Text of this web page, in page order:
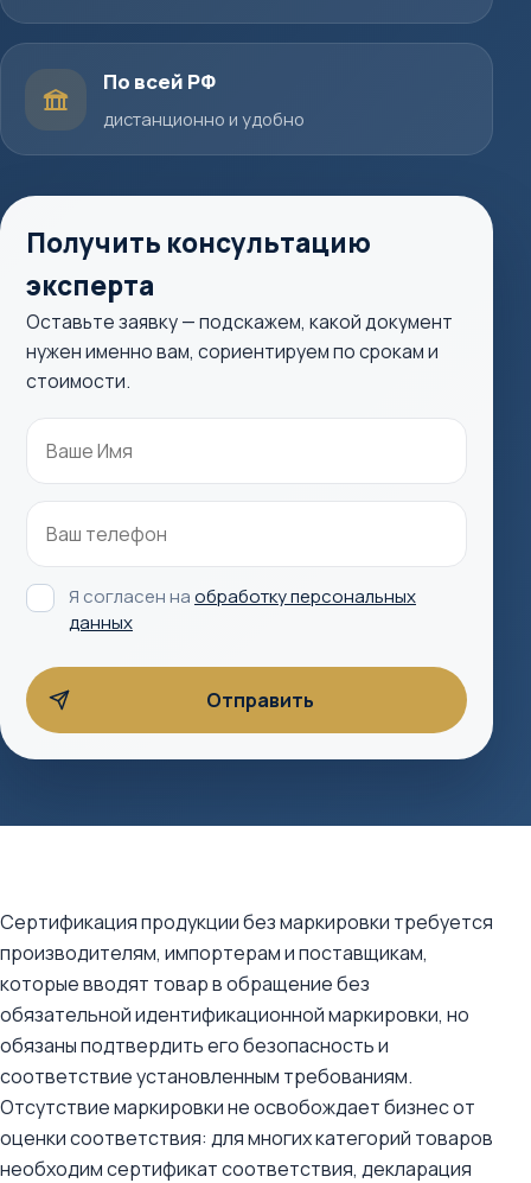
По всей РФ
дистанционно и удобно
Получить консультацию
эксперта
Оставьте заявку — подскажем, какой документ
нужен именно вам, сориентируем по срокам и
стоимости.
Я согласен наобработку персональных
данных
Сертификация продукции без маркировки требуется
производителям, импортерам и поставщикам,
которые вводят товар в обращение без
обязательной идентификационной маркировки, но
обязаны подтвердить его безопасность и
соответствие установленным требованиям.
Отсутствие маркировки не освобождает бизнес от
оценки соответствия: для многих категорий товаров
необходим сертификат соответствия, декларация